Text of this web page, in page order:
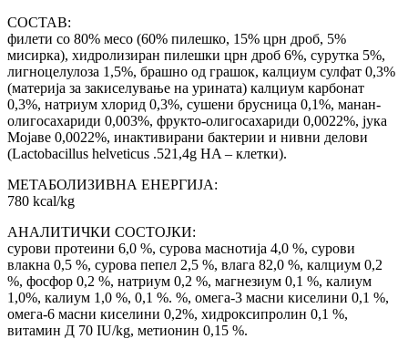
СОСТАВ:
филети со 80% месо (60% пилешко, 15% црн дроб, 5%
мисирка), хидролизиран пилешки црн дроб 6%, сурутка 5%,
лигноцелулоза 1,5%, брашно од грашок, калциум сулфат 0,3%
(материја за закиселување на урината) калциум карбонат
0,3%, натриум хлорид 0,3%, сушени брусница 0,1%, манан-
олигосахариди 0,003%, фрукто-олигосахариди 0,0022%, јука
Мојаве 0,0022%, инактивирани бактерии и нивни делови
(Lactobacillus helveticus .521,4g HA – клетки).
МЕТАБОЛИЗИВНА ЕНЕРГИЈА:
780 kcal/kg
АНАЛИТИЧКИ СОСТОЈКИ:
сурови протеини 6,0 %, сурова маснотија 4,0 %, сурови
влакна 0,5 %, сурова пепел 2,5 %, влага 82,0 %, калциум 0,2
%, фосфор 0,2 %, натриум 0,2 %, магнезиум 0,1 %, калиум
1,0%, калиум 1,0 %, 0,1 %. %, омега-3 масни киселини 0,1 %,
омега-6 масни киселини 0,2%, хидроксипролин 0,1 %,
витамин Д 70 IU/kg, метионин 0,15 %.